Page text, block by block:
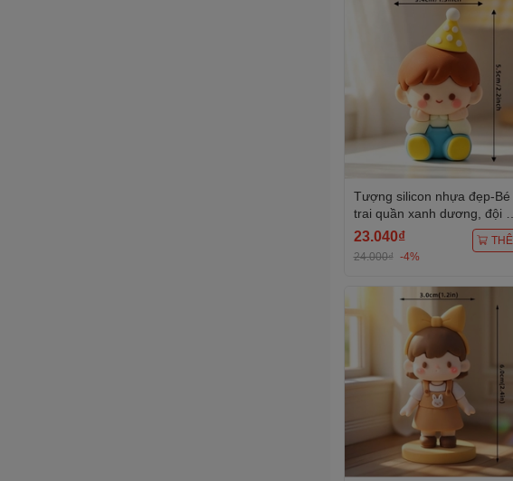
Tượng silicon nhựa đẹp-Bé
trai quần xanh dương, đội
sinh nhật màu vàng chấm
23.040₫
24.000₫ -4%